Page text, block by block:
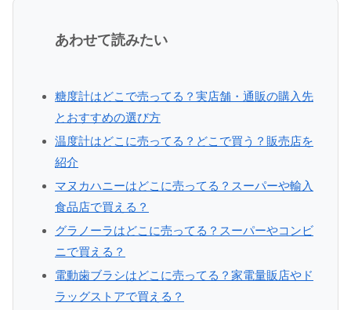
あわせて読みたい
糖度計はどこで売ってる？実店舗・通販の購入先
とおすすめの選び方
温度計はどこに売ってる？どこで買う？販売店を
紹介
マヌカハニーはどこに売ってる？スーパーや輸入
食品店で買える？
グラノーラはどこに売ってる？スーパーやコンビ
ニで買える？
電動歯ブラシはどこに売ってる？家電量販店やド
ラッグストアで買える？